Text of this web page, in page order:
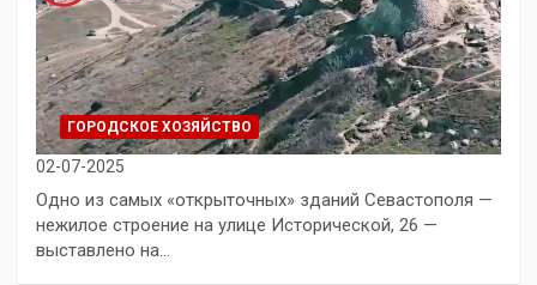
ГОРОДСКОЕ ХОЗЯЙСТВО
02-07-2025
Одно из самых «открыточных» зданий Севастополя —
нежилое строение на улице Исторической, 26 —
выставлено на…